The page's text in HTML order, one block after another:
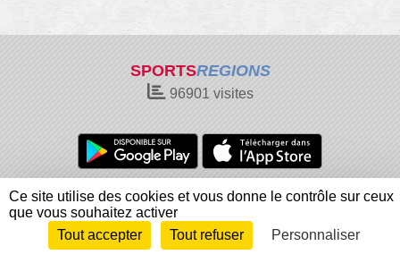
SPORTSREGIONS
96901 visites
Charte cookies
Gestion des cookies
Informations légales
Signaler un contenu inapproprié
Envie de participer ?
Connexion
Ce site utilise des cookies et vous donne le contrôle sur ceux
que vous souhaitez activer
Tout accepter
Tout refuser Personnaliser